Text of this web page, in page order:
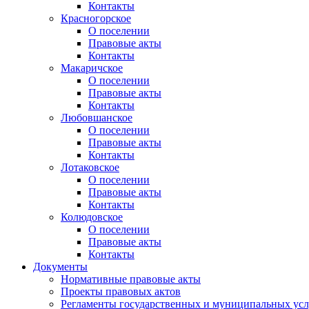
Контакты
Красногорское
О поселении
Правовые акты
Контакты
Макаричское
О поселении
Правовые акты
Контакты
Любовшанское
О поселении
Правовые акты
Контакты
Лотаковское
О поселении
Правовые акты
Контакты
Колюдовское
О поселении
Правовые акты
Контакты
Документы
Нормативные правовые акты
Проекты правовых актов
Регламенты государственных и муниципальных